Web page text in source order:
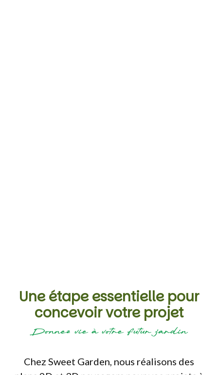
Une étape essentielle pour
concevoir votre projet
Donnez vie à votre futur jardin
Chez Sweet Garden, nous réalisons des